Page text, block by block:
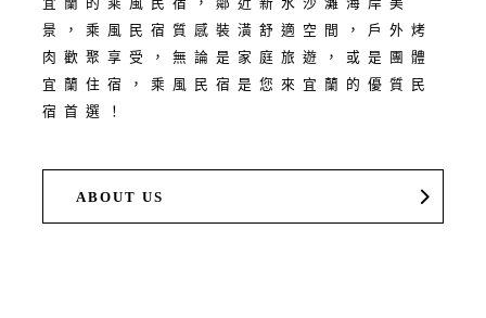
宜蘭的乘風民宿，鄰近新水沙灘海岸美
景，乘風民宿質感裝潢舒適空間，戶外烤
肉歡聚享受，無論是家庭旅遊，或是團體
宜蘭住宿，乘風民宿是您來宜蘭的優質民
宿首選！
ABOUT US